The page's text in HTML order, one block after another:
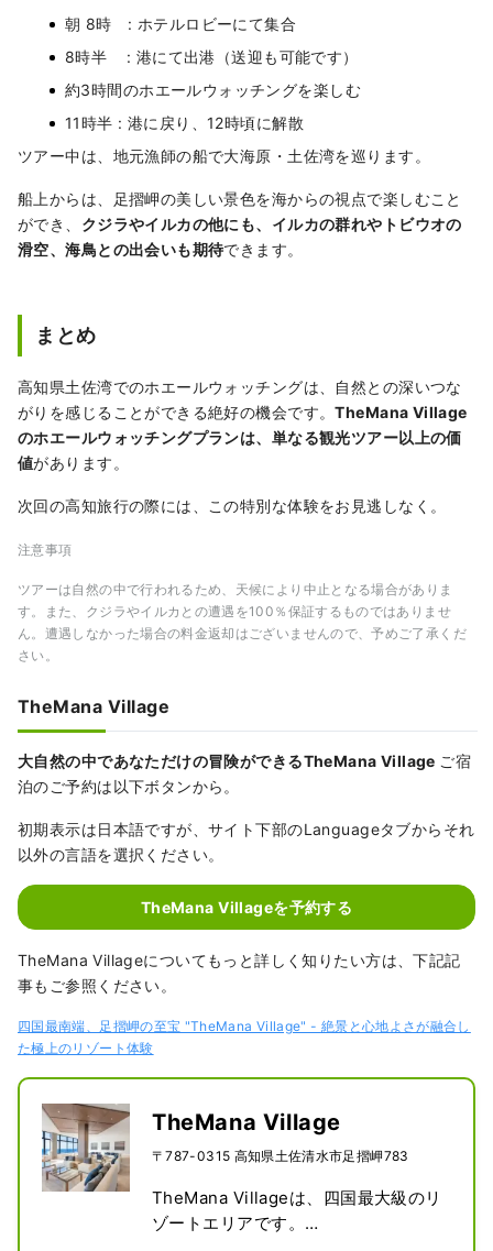
朝 8時 : ホテルロビーにて集合
8時半 : 港にて出港（送迎も可能です）
約3時間のホエールウォッチングを楽しむ
11時半 : 港に戻り、12時頃に解散
ツアー中は、地元漁師の船で大海原・土佐湾を巡ります。
船上からは、足摺岬の美しい景色を海からの視点で楽しむこと
ができ、 クジラやイルカの他にも、イルカの群れやトビウオの
滑空、海鳥との出会いも期待できます。
まとめ
高知県土佐湾でのホエールウォッチングは、自然との深いつな
がりを感じることができる絶好の機会です。TheMana Village
のホエールウォッチングプランは、単なる観光ツアー以上の価
値があります。
次回の高知旅行の際には、この特別な体験をお見逃しなく。
注意事項
ツアーは自然の中で行われるため、天候により中止となる場合がありま
す。また、クジラやイルカとの遭遇を100％保証するものではありませ
ん。遭遇しなかった場合の料金返却はございませんので、予めご了承くだ
さい。
TheMana Village
大自然の中であなただけの冒険ができるTheMana Village ご宿
泊のご予約は以下ボタンから。
初期表示は日本語ですが、サイト下部のLanguageタブからそれ
以外の言語を選択ください。
TheMana Villageを予約する
TheMana Villageについてもっと詳しく知りたい方は、下記記
事もご参照ください。
四国最南端、足摺岬の至宝 "TheMana Village" - 絶景と心地よさが融合し
た極上のリゾート体験
TheMana Village
〒787-0315 高知県土佐清水市足摺岬783
TheMana Villageは、四国最大級のリ
ゾートエリアです。